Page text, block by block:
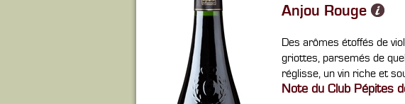
Anjou Rouge
Des arômes étoffés de
griottes, parsemés de
réglisse, un vin riche et
Note du Club Pépites